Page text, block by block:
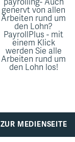
ZUR MEDIENSEITE